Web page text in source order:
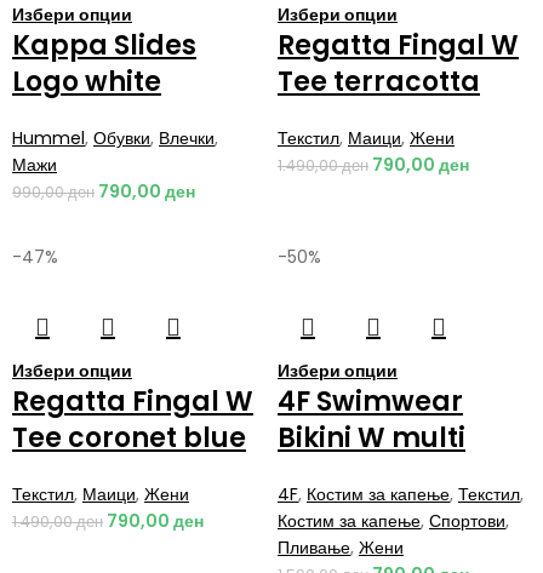
Избери опции
Kappa Slides
Logo white
Hummel, Обувки, Влечки,
Мажи
990,00ден 790,00 ден
Избери опции
Regatta Fingal W
Tee terracotta
Текстил, Маици, Жени
1.490,00ден 790,00 ден
-47%
Избери опции
Regatta Fingal W
Tee coronet blue
Текстил, Маици, Жени
1.490,00ден 790,00 ден
-50%
Избери опции
4F Swimwear
Bikini W multi
4F, Костим за капење, Текстил,
Костим за капење, Спортови,
Пливање, Жени